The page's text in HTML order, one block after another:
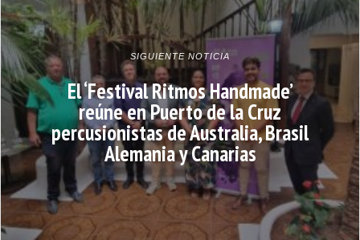
SIGUIENTE NOTICIA
El ‘Festival Ritmos Handmade’
reúne en Puerto de la Cruz
percusionistas de Australia, Brasil
Alemania y Canarias